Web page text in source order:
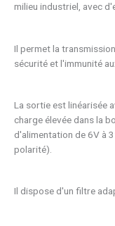
milieu industriel, avec
Il permet la
sécurité et l'immunité
La sortie est linéarisée
charge élevée dans la
d'alimentation de 6V à
polarité).
Il dispose d'un filtre